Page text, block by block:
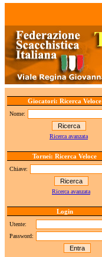
Giocatori: Ricerca Veloce
Nome:
Ricerca avanzata
Tornei: Ricerca Veloce
Chiave:
Ricerca avanzata
Login
Utente:
Password: